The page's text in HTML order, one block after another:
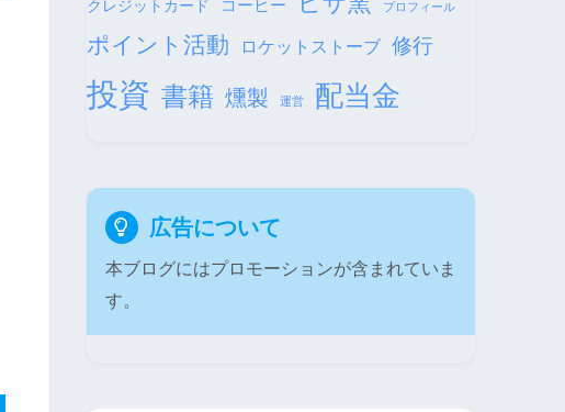
クレジットカード コーヒー プロフィール
ポイント活動 ロケットストーブ 修行
投資 書籍 燻製 運営 配当金
広告について
本ブログにはプロモーションが含まれていま
す。